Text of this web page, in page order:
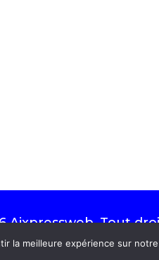
Aixpressweb. Tout
la meilleure expérience sur